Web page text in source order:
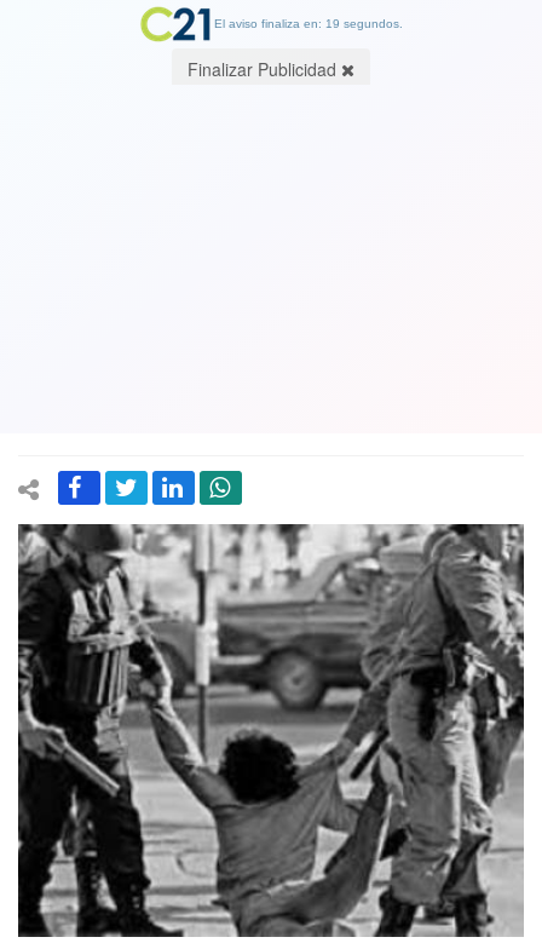
El aviso finaliza en: 19 segundos.
Finalizar Publicidad